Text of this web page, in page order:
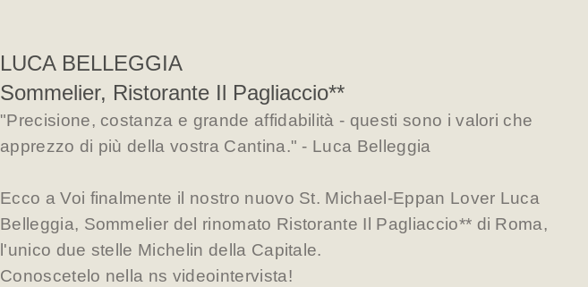
LUCA BELLEGGIA
Sommelier, Ristorante Il Pagliaccio**
"Precisione, costanza e grande affidabilità - questi sono i valori che
apprezzo di più della vostra Cantina." - Luca Belleggia
Ecco a Voi finalmente il nostro nuovo St. Michael-Eppan Lover Luca
Belleggia, Sommelier del rinomato Ristorante Il Pagliaccio** di Roma,
l'unico due stelle Michelin della Capitale.
Conoscetelo nella ns videointervista!